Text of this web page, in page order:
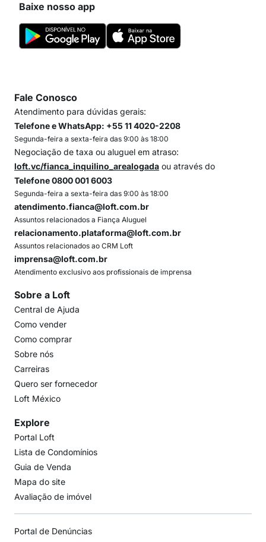
Baixe nosso app
Fale Conosco
Atendimento para dúvidas gerais:
Telefone e WhatsApp: +55 11 4020-2208
Segunda-feira a sexta-feira das 9:00 às 18:00
Negociação de taxa ou aluguel em atraso:
loft.vc/fianca_inquilino_arealogada ou através do
Telefone 0800 001 6003
Segunda-feira a sexta-feira das 9:00 às 18:00
atendimento.fianca@loft.com.br
Assuntos relacionados a Fiança Aluguel
relacionamento.plataforma@loft.com.br
Assuntos relacionados ao CRM Loft
imprensa@loft.com.br
Atendimento exclusivo aos profissionais de imprensa
Sobre a Loft
Central de Ajuda
Como vender
Como comprar
Sobre nós
Carreiras
Quero ser fornecedor
Loft México
Explore
Portal Loft
Lista de Condomínios
Guia de Venda
Mapa do site
Avaliação de imóvel
Portal de Denúncias